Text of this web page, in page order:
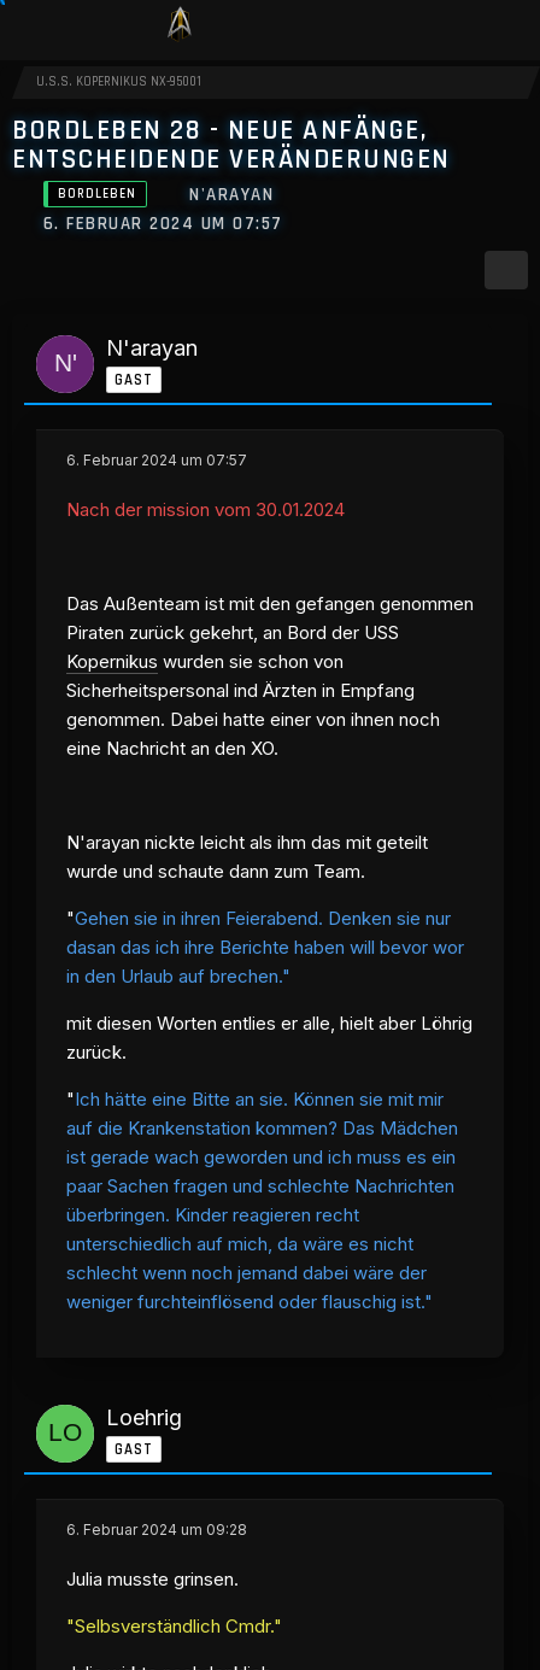
U.S.S. KOPERNIKUS NX-95001
BORDLEBEN 28 - NEUE ANFÄNGE,
ENTSCHEIDENDE VERÄNDERUNGEN
BORDLEBEN
N'ARAYAN
6. FEBRUAR 2024 UM 07:57
N'arayan
GAST
6. Februar 2024 um 07:57
Nach der mission vom 30.01.2024
Das Außenteam ist mit den gefangen genommen
Piraten zurück gekehrt, an Bord der USS
Kopernikus wurden sie schon von
Sicherheitspersonal ind Ärzten in Empfang
genommen. Dabei hatte einer von ihnen noch
eine Nachricht an den XO.
N'arayan nickte leicht als ihm das mit geteilt
wurde und schaute dann zum Team.
"Gehen sie in ihren Feierabend. Denken sie nur
dasan das ich ihre Berichte haben will bevor wor
in den Urlaub auf brechen."
mit diesen Worten entlies er alle, hielt aber Löhrig
zurück.
"Ich hätte eine Bitte an sie. Können sie mit mir
auf die Krankenstation kommen? Das Mädchen
ist gerade wach geworden und ich muss es ein
paar Sachen fragen und schlechte Nachrichten
überbringen. Kinder reagieren recht
unterschiedlich auf mich, da wäre es nicht
schlecht wenn noch jemand dabei wäre der
weniger furchteinflösend oder flauschig ist."
Loehrig
GAST
6. Februar 2024 um 09:28
Julia musste grinsen.
"Selbsverständlich Cmdr."